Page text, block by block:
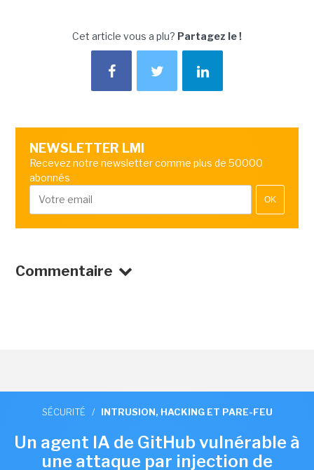
Cet article vous a plu? Partagez le !
NEWSLETTER LMI
Recevez notre newsletter comme plus de 50000
abonnés
OK
Commentaire
SÉCURITÉ / INTRUSION, HACKING ET PARE-FEU
Un agent IA de GitHub vulnérable à
une attaque par injection de